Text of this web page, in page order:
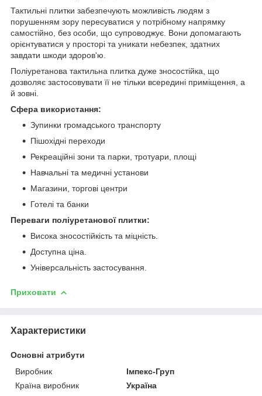
Тактильні плитки забезпечують можливість людям з
порушенням зору пересуватися у потрібному напрямку
самостійно, без особи, що супроводжує. Вони допомагають
орієнтуватися у просторі та уникати небезпек, здатних
завдати шкоди здоров'ю.
Поліуретанова тактильна плитка дуже зносостійка, що
дозволяє застосовувати її не тільки всередині приміщення, а
й зовні.
Сфера використання:
Зупинки громадського транспорту
Пішохідні переходи
Рекреаційні зони та парки, тротуари, площі
Навчальні та медичні установи
Магазини, торгові центри
Готелі та банки
Переваги поліуретанової плитки:
Висока зносостійкість та міцність.
Доступна ціна.
Універсальність застосування.
Приховати
Характеристики
Основні атрибути
Виробник
Імпекс-Груп
Країна виробник
Україна